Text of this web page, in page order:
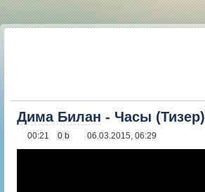
Дима Билан - Часы (Тизер)
00:21 0 b 06.03.2015, 06:29